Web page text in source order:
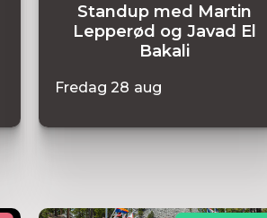
Standup med Martin
Lepperød og Javad El
Bakali
Fredag 28 aug